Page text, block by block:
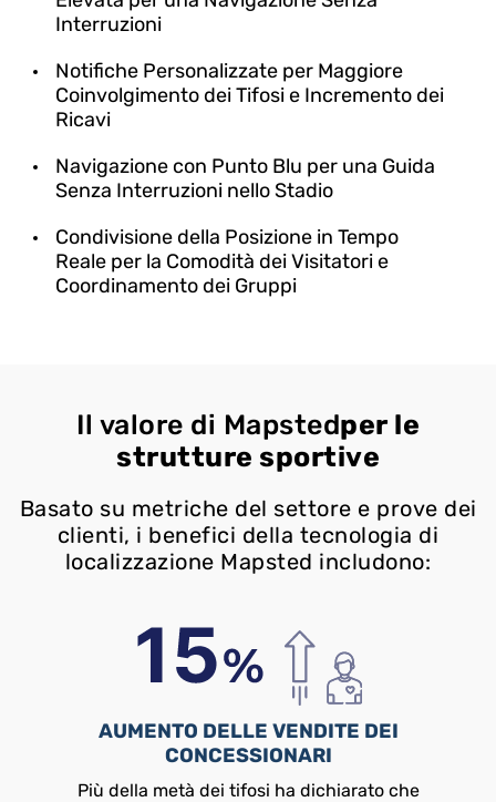
Interruzioni
Notifiche Personalizzate per Maggiore
Coinvolgimento dei Tifosi e Incremento dei
Ricavi
Navigazione con Punto Blu per una Guida
Senza Interruzioni nello Stadio
Condivisione della Posizione in Tempo
Reale per la Comodità dei Visitatori e
Coordinamento dei Gruppi
Il valore di Mapstedper le
strutture sportive
Basato su metriche del settore e prove dei
clienti, i benefici della tecnologia di
localizzazione Mapsted includono:
AUMENTO DELLE VENDITE DEI
CONCESSIONARI
Più della metà dei tifosi ha dichiarato che